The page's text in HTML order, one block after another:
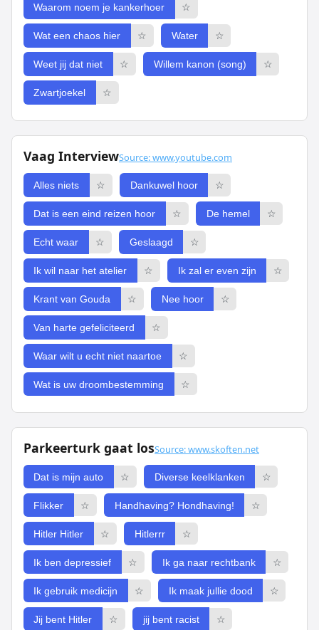
Waarom noem je kankerhoer ☆
Wat een chaos hier ☆ Water ☆
Weet jij dat niet ☆ Willem kanon (song) ☆
Zwartjoekel ☆
Vaag InterviewSource: www.youtube.com
Alles niets ☆ Dankuwel hoor ☆
Dat is een eind reizen hoor ☆ De hemel ☆
Echt waar ☆ Geslaagd ☆
Ik wil naar het atelier ☆ Ik zal er even zijn ☆
Krant van Gouda ☆ Nee hoor ☆
Van harte gefeliciteerd ☆
Waar wilt u echt niet naartoe ☆
Wat is uw droombestemming ☆
Parkeerturk gaat losSource: www.skoften.net
Dat is mijn auto ☆ Diverse keelklanken ☆
Flikker ☆ Handhaving? Hondhaving! ☆
Hitler Hitler ☆ Hitlerrr ☆
Ik ben depressief ☆ Ik ga naar rechtbank ☆
Ik gebruik medicijn ☆ Ik maak jullie dood ☆
Jij bent Hitler ☆ jij bent racist ☆